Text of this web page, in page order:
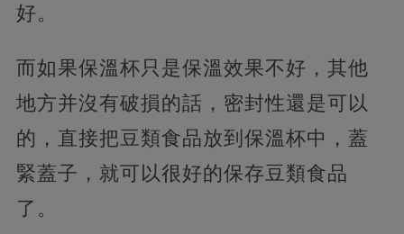
好。
而如果保溫杯只是保溫效果不好，其他
地方并沒有破損的話，密封性還是可以
的，直接把豆類食品放到保溫杯中，蓋
緊蓋子，就可以很好的保存豆類食品
了。